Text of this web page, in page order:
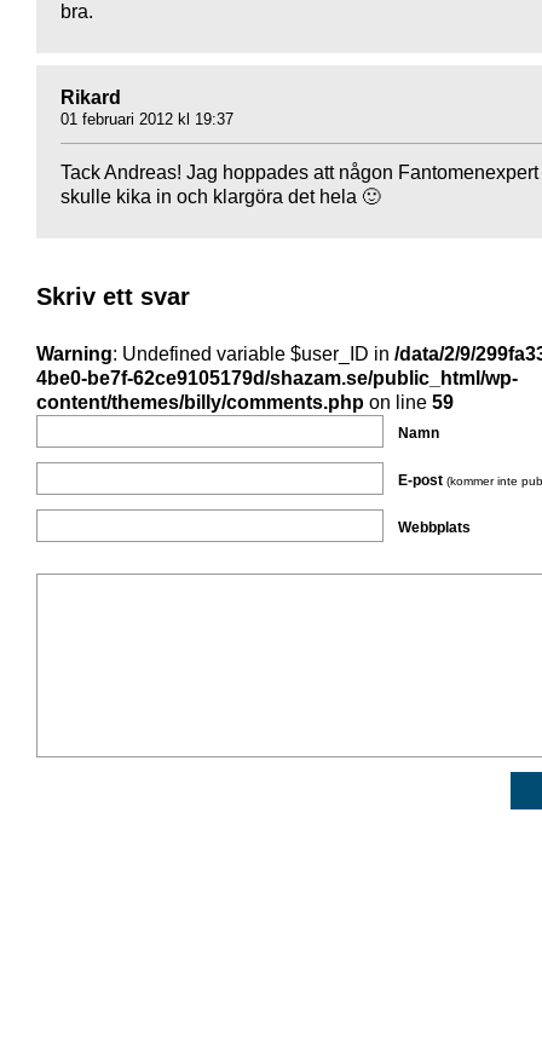
bra.
Rikard
01 februari 2012 kl 19:37
Tack Andreas! Jag hoppades att någon Fantomenexpert
skulle kika in och klargöra det hela 🙂
Skriv ett svar
Warning: Undefined variable $user_ID in /data/2/9/
4be0-be7f-62ce9105179d/shazam.se/public_html/wp-
content/themes/billy/comments.php on line 59
Namn
E-post (kommer inte
Webbplats